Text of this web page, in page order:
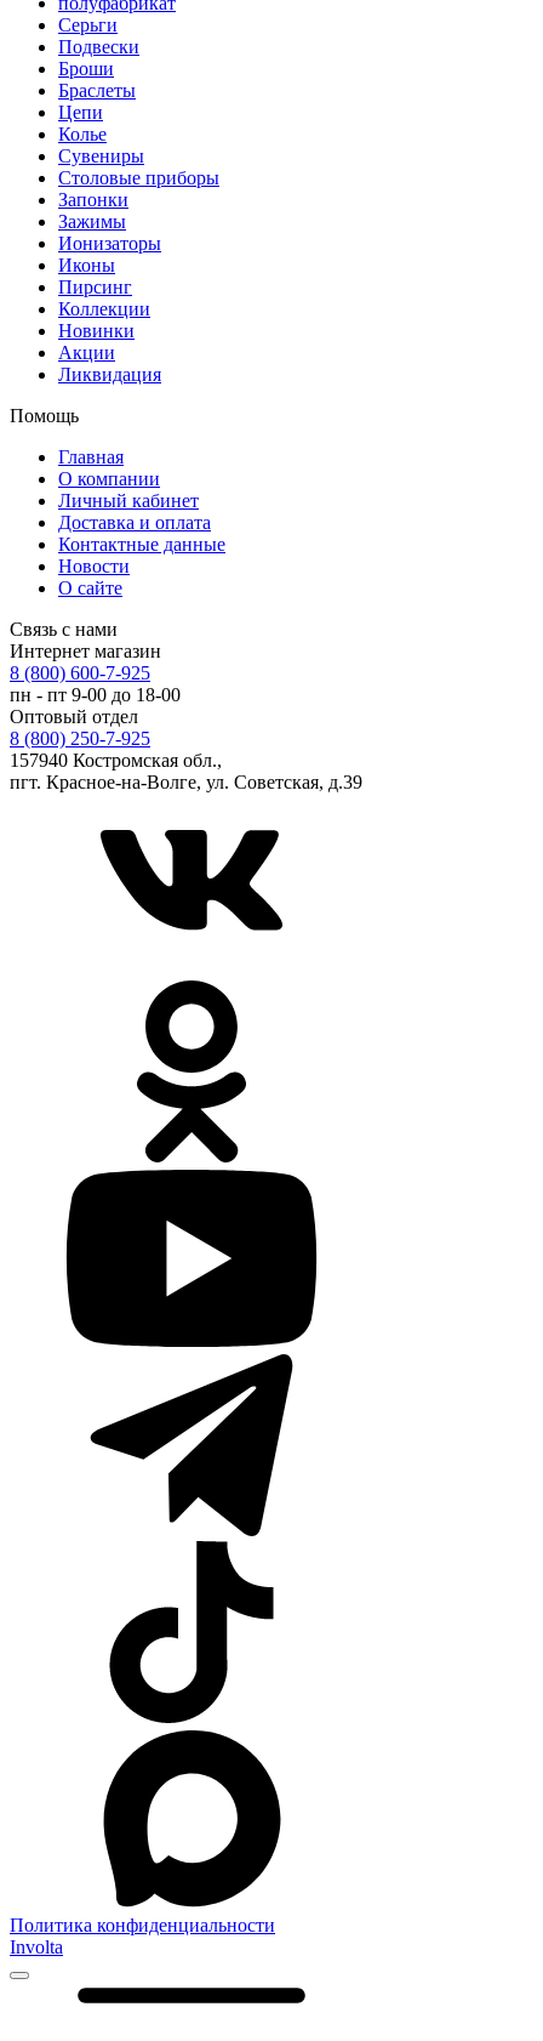
Серьги
Подвески
Броши
Браслеты
Цепи
Колье
Сувениры
Столовые приборы
Запонки
Зажимы
Ионизаторы
Иконы
Пирсинг
Коллекции
Новинки
Акции
Ликвидация
Помощь
Главная
О компании
Личный кабинет
Доставка и оплата
Контактные данные
Новости
О сайте
Связь с нами
Интернет магазин
8 (800) 600-7-925
пн - пт 9-00 до 18-00
Оптовый отдел
8 (800) 250-7-925
157940 Костромская обл.,
пгт. Красное-на-Волге, ул. Советская, д.39
Политика конфиденциальности
Involta